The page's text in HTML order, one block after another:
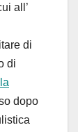
all’
di
di
dopo